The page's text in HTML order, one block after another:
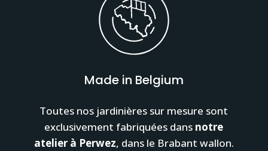
Made in Belgium
Toutes nos jardinières sur mesure sont
exclusivement fabriquées dans notre
atelier à Perwez, dans le Brabant wallon.